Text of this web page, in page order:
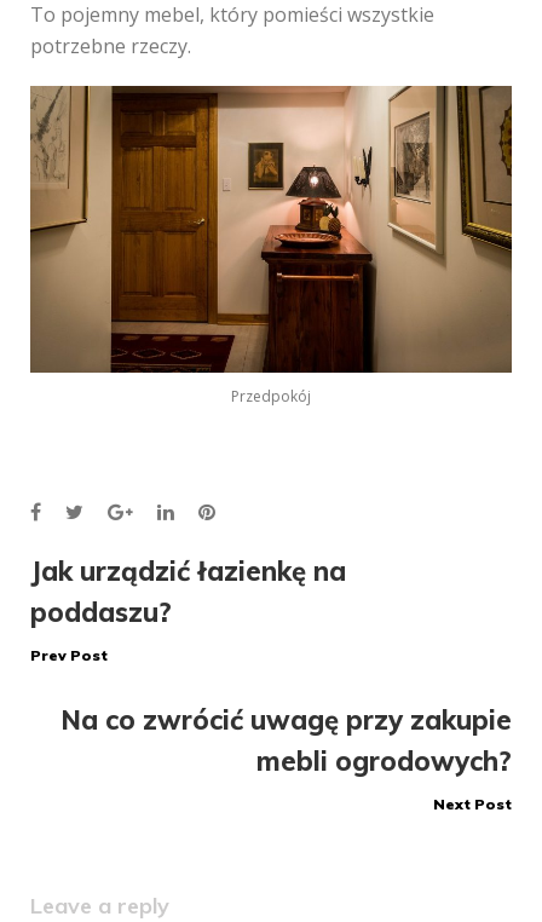
To pojemny mebel, który pomieści wszystkie
potrzebne rzeczy.
Przedpokój
Facebook
TwitterGoogle+LinkedInPinterest
Nawigacja
wpisu
Jak urządzić łazienkę na
poddaszu?
Prev Post
Na co zwrócić uwagę przy zakupie
mebli ogrodowych?
Next Post
Leave a reply